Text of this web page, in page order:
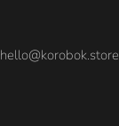
hello@korobok.store